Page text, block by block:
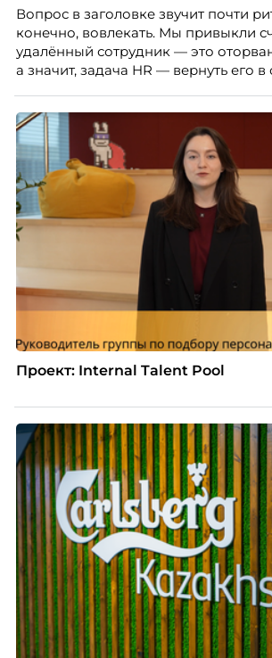
Вопрос в заголовке звучит почти
конечно, вовлекать. Мы привыкли
удалённый сотрудник — это
а значит, задача HR — вернуть его
вовлечения, стоит остановиться на
факте: данные говорят ровно
подсказывает интуиция. Автор
Марианна Симонян — HR Tech
People Analytics, приглашённый
МИФИ, автор книги «Дао женской
Проект: Internal Talent Pool